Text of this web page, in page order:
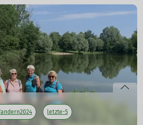
Marlene
letzte-5